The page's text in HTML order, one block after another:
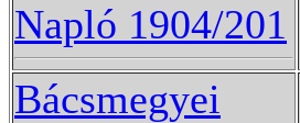
Napló 1904/201
Bácsmegyei